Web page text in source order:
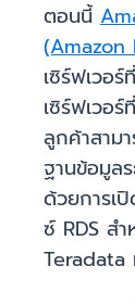
ตอนนี้
(Amazon
เซิร์ฟเวอ
เซิร์ฟเวอ
ลูกค้าสาม
ฐานข้อมูล
ด้วยการเ
ซ์ RDS ส
Teradata